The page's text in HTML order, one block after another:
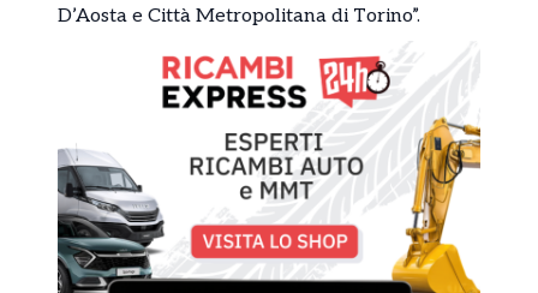
D’Aosta e Città Metropolitana di Torino”.